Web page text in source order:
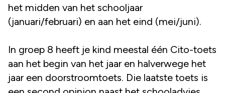
het midden van het schooljaar
(januari/februari) en aan het eind (mei/juni).
In groep 8 heeft je kind meestal één Cito-toets
aan het begin van het jaar en halverwege het
jaar een doorstroomtoets. Die laatste toets is